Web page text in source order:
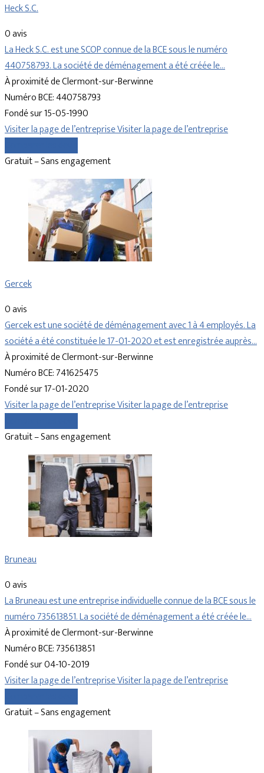
Heck S.C.
0 avis
La Heck S.C. est une SCOP connue de la BCE sous le numéro
440758793. La société de déménagement a été créée le…
À proximité de Clermont-sur-Berwinne
Numéro BCE: 440758793
Fondé sur 15-05-1990
Visiter la page de l’entrepriseVisiter la page de l’entreprise
Gratuit – Sans engagement
Gercek
0 avis
Gercek est une société de déménagement avec 1 à 4 employés. La
société a été constituée le 17-01-2020 et est enregistrée auprès…
À proximité de Clermont-sur-Berwinne
Numéro BCE: 741625475
Fondé sur 17-01-2020
Visiter la page de l’entrepriseVisiter la page de l’entreprise
Gratuit – Sans engagement
Bruneau
0 avis
La Bruneau est une entreprise individuelle connue de la BCE sous le
numéro 735613851. La société de déménagement a été créée le…
À proximité de Clermont-sur-Berwinne
Numéro BCE: 735613851
Fondé sur 04-10-2019
Visiter la page de l’entrepriseVisiter la page de l’entreprise
Gratuit – Sans engagement